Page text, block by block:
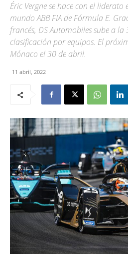
Éric Vergne se hace con el
mundo ABB FIA de Fórmula E.
francés, DS Automobiles sube a la
clasificación por equipos. El
Mónaco el 30 de abril.
11 abril, 2022